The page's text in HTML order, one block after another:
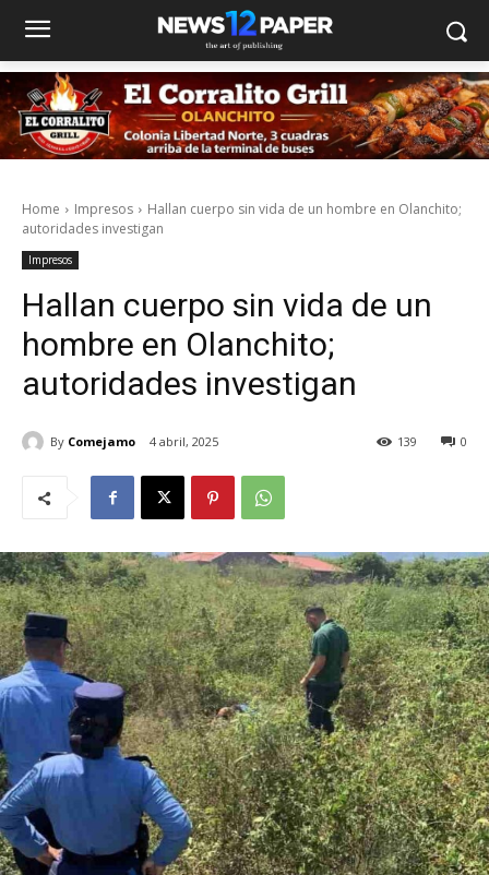
Home Impresos
Hallan cuerpo sin vida de un hombre en Olanchito;
autoridades investigan
Impresos
Hallan cuerpo sin vida de un
hombre en Olanchito;
autoridades investigan
By Comejamo 4 abril, 2025 0
139